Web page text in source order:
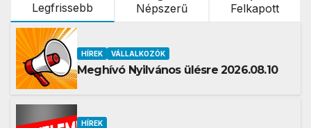
Legfrissebb Népszerű Felkapott
HÍREK VÁLLALKOZÓK
Meghívó Nyilvános ülésre 2026.08.10
HÍREK